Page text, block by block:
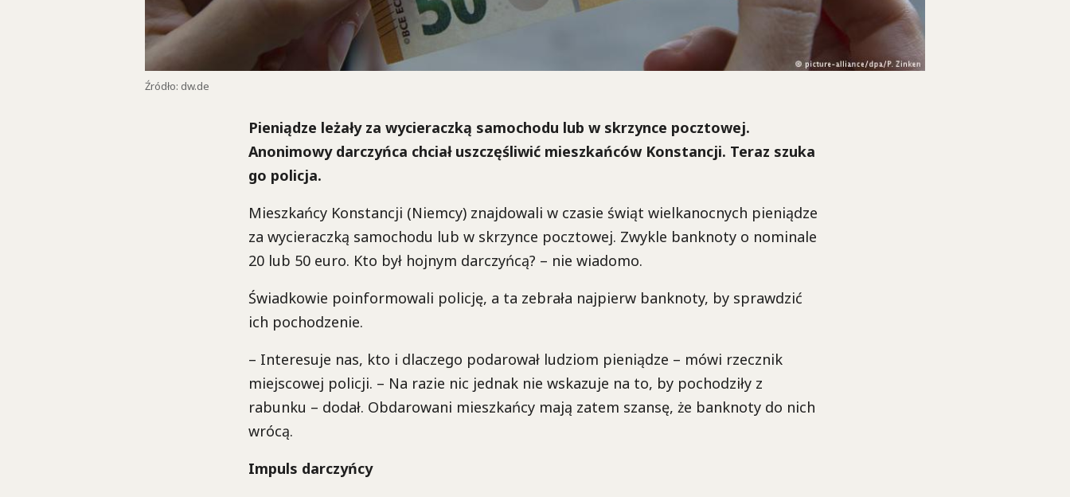
Źródło: dw.de
Pieniądze leżały za wycieraczką samochodu lub w skrzynce pocztowej.
Anonimowy darczyńca chciał uszczęśliwić mieszkańców Konstancji. Teraz szuka
go policja.
Mieszkańcy Konstancji (Niemcy) znajdowali w czasie świąt wielkanocnych pieniądze
za wycieraczką samochodu lub w skrzynce pocztowej. Zwykle banknoty o nominale
20 lub 50 euro. Kto był hojnym darczyńcą? – nie wiadomo.
Świadkowie poinformowali policję, a ta zebrała najpierw banknoty, by sprawdzić
ich pochodzenie.
– Interesuje nas, kto i dlaczego podarował ludziom pieniądze – mówi rzecznik
miejscowej policji. – Na razie nic jednak nie wskazuje na to, by pochodziły z
rabunku – dodał. Obdarowani mieszkańcy mają zatem szansę, że banknoty do nich
wrócą.
Impuls darczyńcy